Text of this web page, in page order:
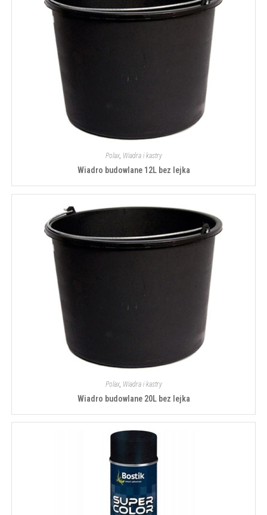
Polax, Wiadra i kastry
Wiadro budowlane 12L bez lejka
Polax, Wiadra i kastry
Wiadro budowlane 20L bez lejka